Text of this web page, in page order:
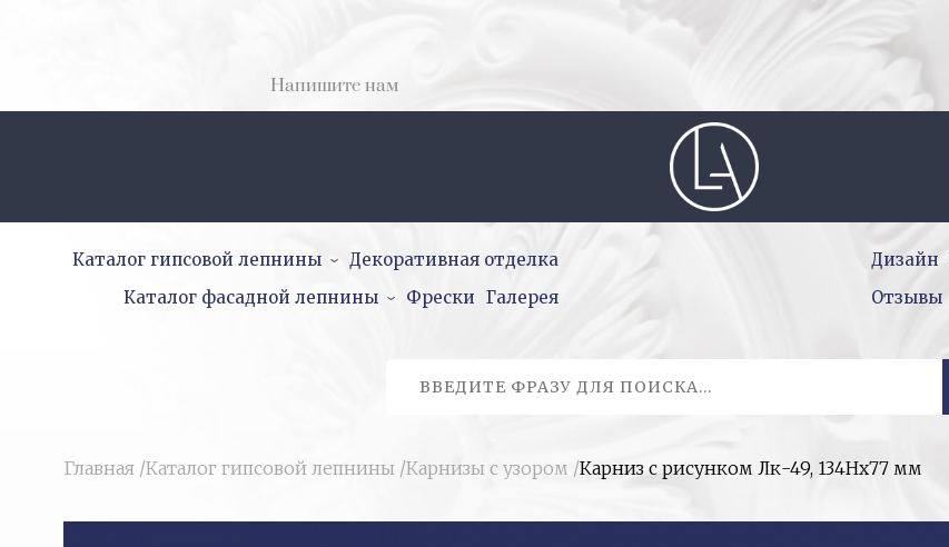
Напишите нам
Каталог гипсовой лепнины
Декоративная отделка
Каталог фасадной лепнины
Фрески Галерея
Дизайн
Отзывы
Главная /Каталог гипсовой лепнины /Карнизы с узором /Карниз с рисунком Лк-49, 134Hх77 мм